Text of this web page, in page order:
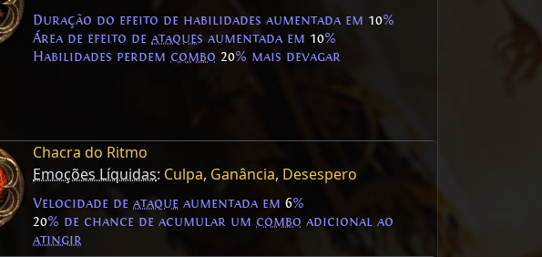
Duração do efeito de habilidades aumentada em 10%
Área de efeito de ataques aumentada em 10%
Habilidades perdem combo 20% mais devagar
Chacra do Ritmo
Emoções Líquidas: Culpa, Ganância, Desespero
Velocidade de ataque aumentada em 6%
20% de chance de acumular um combo adicional ao
atingir